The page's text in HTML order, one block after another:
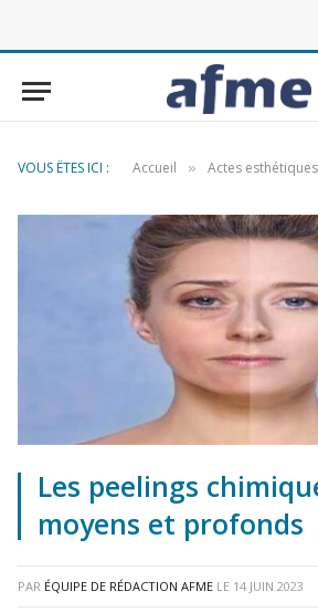
VOUS ÊTES ICI : Accueil » Actes esthétiques
Les peelings
moyens et profonds
PAR ÉQUIPE DE RÉDACTION AFME LE 14 JUIN 2023